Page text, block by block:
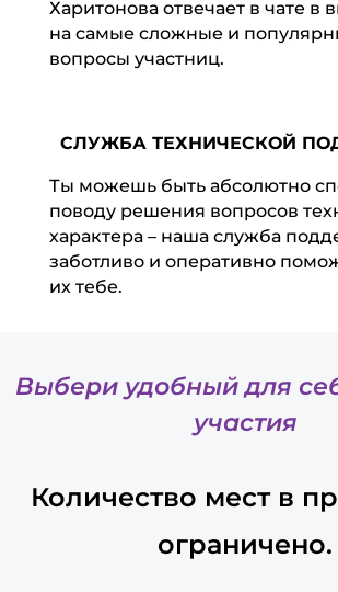
Харитонова отвечает в чате в
на самые сложные и
вопросы участниц.
СЛУЖБА ТЕХНИЧЕСКОЙ
Ты можешь быть абсолютно
поводу решения вопросов
характера – наша служба
заботливо и оперативно
их тебе.
Выбери удобный для
участия
Количество мест в
ограничено.